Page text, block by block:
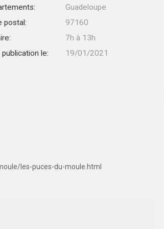
Guadeloupe
postal:
97160
7h à 13h
le:
19/01/2021
les-puces-du-moule.html